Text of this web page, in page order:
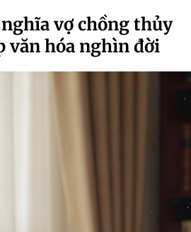
vợ chồng thủy
văn hóa nghìn đời